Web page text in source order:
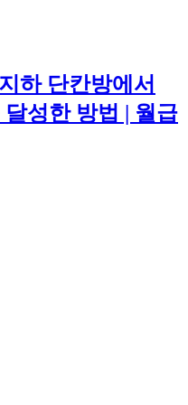
하 단칸방에서
성한 방법 | 월급